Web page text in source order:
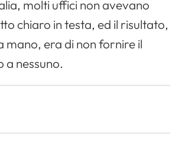
molti uffici non avevano
chiaro in testa, ed il risultato,
mano, era di non fornire il
a nessuno.